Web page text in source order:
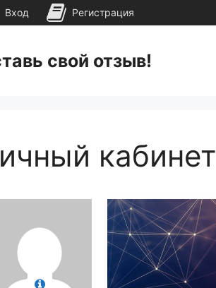
свой отзыв!
кабинет
Вход Регистрация